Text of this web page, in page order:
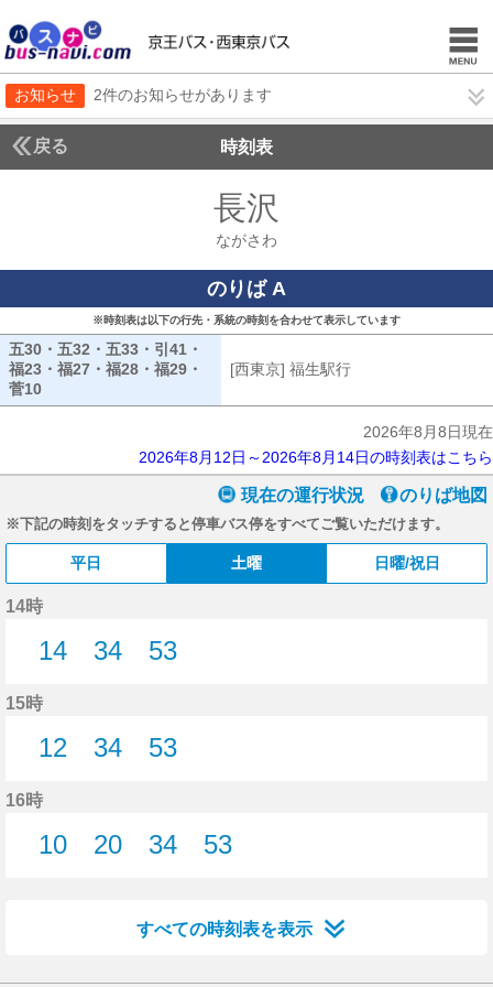
お知らせ 2件のお知らせがあります
戻る 時刻表
長沢
ながさわ
のりば A
※時刻表は以下の行先・系統の時刻を合わせて表示しています
五30・五32・五33・引41・
福23・福27・福28・福29・
菅10
[西東京] 福生駅行
2026年8月8日現在
2026年8月12日～2026年8月14日の時刻表はこちら
現在の運行状況 のりば地図
※下記の時刻をタッチすると停車バス停をすべてご覧いただけます。
平日 土曜 日曜/祝日
14時
14
34
53
15時
12
34
53
16時
10
20
34
53
すべての時刻表を表示